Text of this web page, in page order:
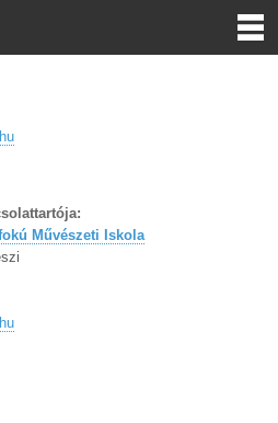
Művészeti Iskola